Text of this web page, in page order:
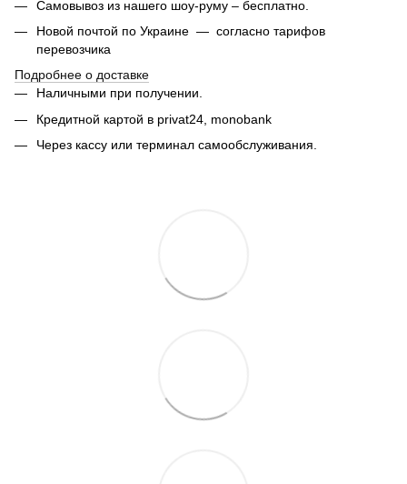
Самовывоз из нашего шоу-руму – бесплатно.
Новой почтой по Украине — согласно тарифов
перевозчика
Подробнее о доставке
Наличными при получении.
Кредитной картой в privat24, monobank
Через кассу или терминал самообслуживания.